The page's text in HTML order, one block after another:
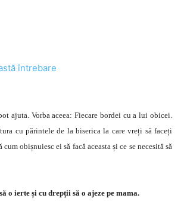
întrebare
ajuta. Vorba aceea: Fiecare bordei cu a lui obicei.
cu părintele de la biserica la care vreți să faceți
cum obișnuiesc ei să facă aceasta și ce se necesită să
o ierte și cu drepții să o ajeze pe mama.